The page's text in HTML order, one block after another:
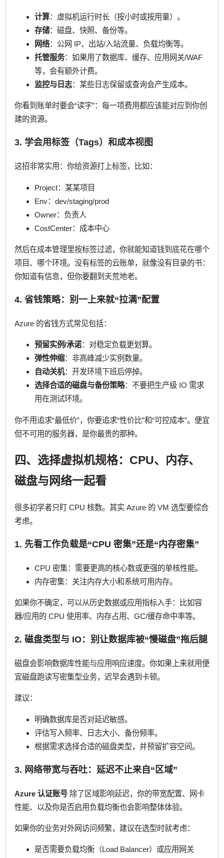
计算：虚拟机运行时长（按小时或按用量）。
存储：磁盘、快照、备份等。
网络：公网 IP、出站/入站流量、负载均衡等。
托管服务：如果用了数据库、缓存、应用网关/WAF
等，会有额外计费。
监控与日志：某些日志保留或查询会产生成本。
你看到账单时要会“读字”：每一项费用都应该能对应到你创
建的资源。
3. 学会用标签（Tags）和成本视图
这招非常实用：你给资源打上标签，比如：
Project：某某项目
Env：dev/staging/prod
Owner：负责人
CostCenter：成本中心
然后在成本管理里按标签过滤，你就能知道钱到底花在哪个
项目、哪个环境。没有标签的云账单，就像没有目录的书：
你知道有信息，但你要翻到天荒地老。
4. 省钱策略：别一上来就“拉满”配置
Azure 的省钱方式常见包括：
预留实例/承诺：对稳定负载更划算。
弹性伸缩：非高峰减少实例数量。
自动关机：开发环境下班后停掉。
选择合适的磁盘与备份策略：不要把生产级 IO 需求
用在测试环境。
你不用追求“最低价”，你要追求“性价比”和“可控成本”。便宜
但不可用的服务器，是你最贵的那种。
四、选择虚拟机规格：CPU、内存、
磁盘与网络一起看
很多初学者只盯 CPU 核数。其实 Azure 的 VM 选型要综合
考虑。
1. 先看工作负载是“CPU 密集”还是“内存密集”
CPU 密集：需要更高的核心数或更强的单核性能。
内存密集：关注内存大小和系统可用内存。
如果你不确定，可以从历史数据或应用指标入手：比如容
器/应用的 CPU 使用率、内存占用、GC/缓存命中率等。
2. 磁盘类型与 IO：别让数据库被“慢磁盘”拖后腿
磁盘会影响数据库性能与应用响应速度。你如果上来就用便
宜磁盘跑读写密集型业务，迟早会遇到卡顿。
建议：
明确数据库是否对延迟敏感。
评估写入频率、日志大小、备份频率。
根据需求选择合适的磁盘类型，并预留扩容空间。
3. 网络带宽与吞吐：延迟不止来自“区域”
Azure 认证账号 除了区域影响延迟，你的带宽配置、网卡
性能、以及你是否启用负载均衡也会影响整体体验。
如果你的业务对外网访问频繁，建议在选型时就考虑：
是否需要负载均衡（Load Balancer）或应用网关